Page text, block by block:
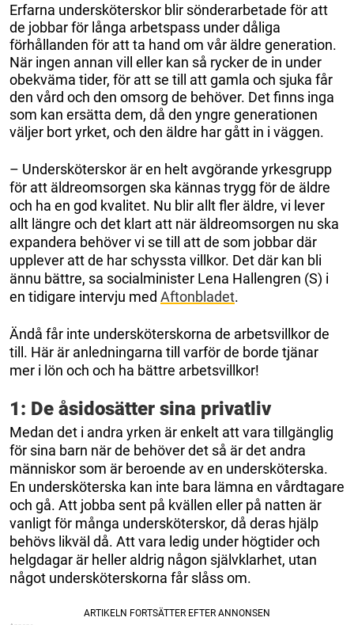
Erfarna undersköterskor blir sönderarbetade för att
de jobbar för långa arbetspass under dåliga
förhållanden för att ta hand om vår äldre generation.
När ingen annan vill eller kan så rycker de in under
obekväma tider, för att se till att gamla och sjuka får
den vård och den omsorg de behöver. Det finns inga
som kan ersätta dem, då den yngre generationen
väljer bort yrket, och den äldre har gått in i väggen.
– Undersköterskor är en helt avgörande yrkesgrupp
för att äldreomsorgen ska kännas trygg för de äldre
och ha en god kvalitet. Nu blir allt fler äldre, vi lever
allt längre och det klart att när äldreomsorgen nu ska
expandera behöver vi se till att de som jobbar där
upplever att de har schyssta villkor. Det där kan bli
ännu bättre, sa socialminister Lena Hallengren (S) i
en tidigare intervju med Aftonbladet.
Ändå får inte undersköterskorna de arbetsvillkor de
till. Här är anledningarna till varför de borde tjänar
mer i lön och och ha bättre arbetsvillkor!
1: De åsidosätter sina privatliv
Medan det i andra yrken är enkelt att vara tillgänglig
för sina barn när de behöver det så är det andra
människor som är beroende av en undersköterska.
En undersköterska kan inte bara lämna en vårdtagare
och gå. Att jobba sent på kvällen eller på natten är
vanligt för många undersköterskor, då deras hjälp
behövs likväl då. Att vara ledig under högtider och
helgdagar är heller aldrig någon självklarhet, utan
något undersköterskorna får slåss om.